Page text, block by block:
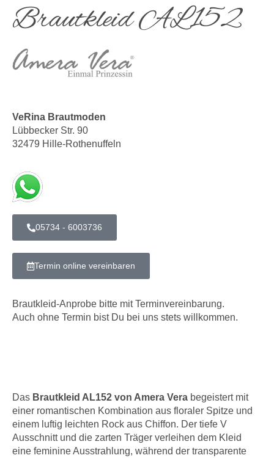
Brautkleid AL152
VeRina Brautmoden
Lübbecker Str. 90
32479 Hille-Rothenuffeln
05734 - 6003736
Termin online vereinbaren
Brautkleid-Anprobe bitte mit Terminvereinbarung.
Auch ohne Termin bist Du bei uns stets willkommen.
Das Brautkleid AL152 von Amera Vera begeistert mit
einer romantischen Kombination aus floraler Spitze und
einem luftig leichten Rock aus Chiffon. Der tiefe V
Ausschnitt und die zarten Träger verleihen dem Kleid
eine feminine Ausstrahlung, während der transparente